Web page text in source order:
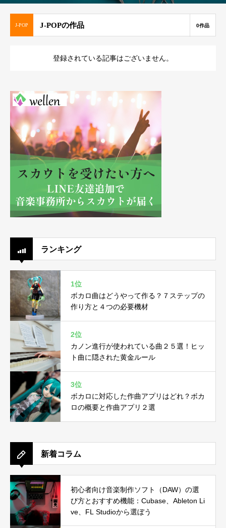
J-POP J-POPの作品 0作品
登録されている記事はございません。
ランキング
1位
ボカロ曲はどうやって作る？７ステップの
作り方と４つの必要機材
2位
カノン進行が使われている曲２５選！ヒッ
ト曲に隠された黄金ルール
3位
ボカロに対応した作曲アプリはどれ？ボカ
ロの概要と作曲アプリ２選
新着コラム
初心者向け音楽制作ソフト（DAW）の選
び方とおすすめ機能：Cubase、Ableton Li
ve、FL Studioから選ぼう